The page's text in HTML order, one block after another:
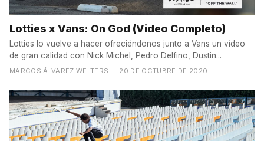
Lotties x Vans: On God (Video Completo)
Lotties lo vuelve a hacer ofreciéndonos junto a Vans un vídeo
de gran calidad con Nick Michel, Pedro Delfino, Dustin...
MARCOS ÁLVAREZ WELTERS — 20 DE OCTUBRE DE 2020